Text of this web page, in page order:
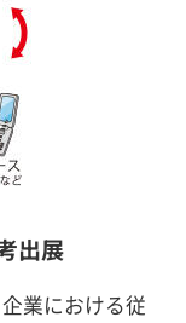
出展
業における従